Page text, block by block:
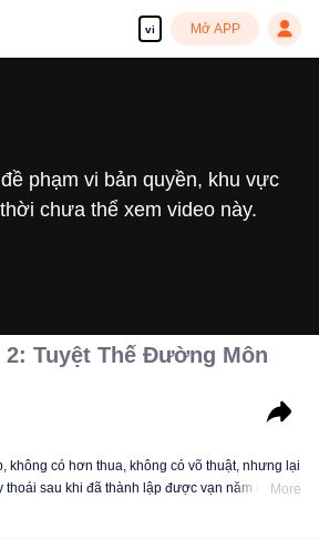
vi Mở APP
phạm vi bản quyền, khu vực
chưa thể xem video này.
Tuyệt Thế Đường Môn
không có hơn thua, không có võ thuật, nhưng lại
thoái sau khi đã thành lập được vạn năm ở Đấu
More